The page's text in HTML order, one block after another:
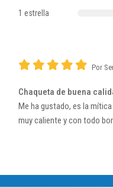
1 estrella
Por
Chaqueta de buena
Me ha gustado, es la
muy caliente y con todo